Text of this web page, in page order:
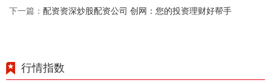
下一篇： 配资资深炒股配资公司 创网：您的投资理财好帮手
行情指数